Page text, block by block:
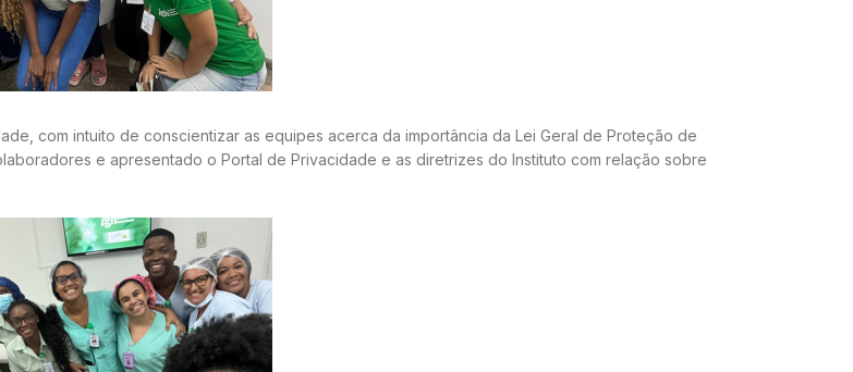
com intuito de conscientizar as equipes acerca da importância da Lei Geral de Proteção de
e apresentado o Portal de Privacidade e as diretrizes do Instituto com relação sobre